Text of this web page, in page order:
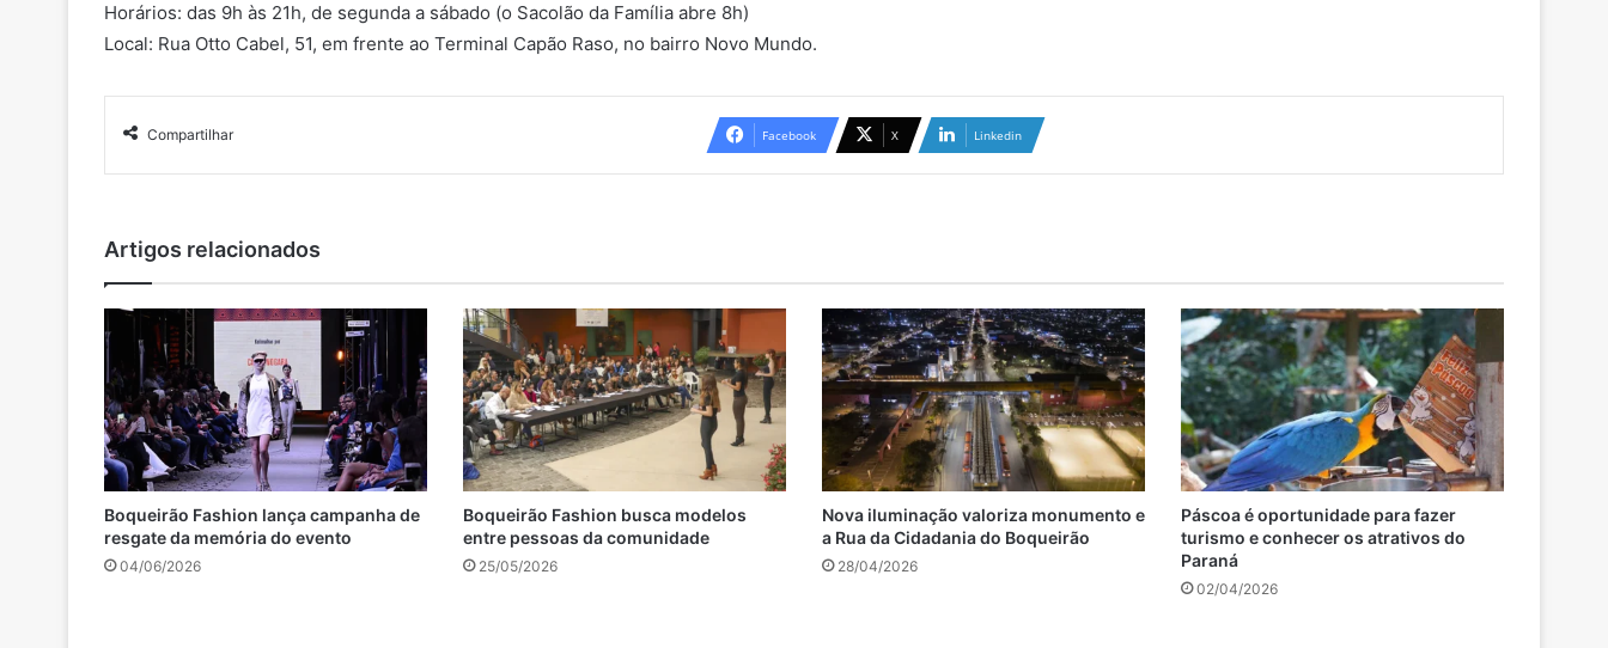
⁠⁠⁠⁠⁠⁠⁠Horários: das 9h às 21h, de segunda a sábado (o Sacolão da Família abre 8h)
Local: Rua Otto Cabel, 51, em frente ao Terminal Capão Raso, no bairro Novo Mundo.
Compartilhar Facebook X Linkedin
Artigos relacionados
Boqueirão Fashion lança campanha de
resgate da memória do evento
04/06/2026
Boqueirão Fashion busca modelos
entre pessoas da comunidade
25/05/2026
Nova iluminação valoriza monumento e
a Rua da Cidadania do Boqueirão
28/04/2026
Páscoa é oportunidade para fazer
turismo e conhecer os atrativos do
Paraná
02/04/2026